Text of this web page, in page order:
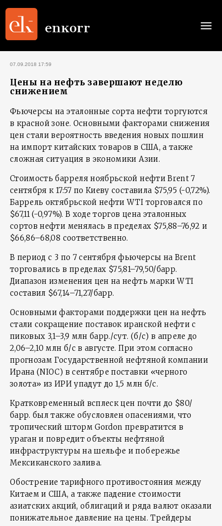
07.09.2018 17:59
Цены на нефть завершают неделю
снижением
Фьючерсы на эталонные сорта нефти торгуются
в красной зоне. Основными факторами снижения
цен стали вероятность введения новых пошлин
на импорт китайских товаров в США, а также
сложная ситуация в экономики Азии.
Стоимость барреля ноябрьской нефти Brent 7
сентября к 17:57 по Киеву составила $75,95 (-0,72%).
Баррель октябрьской нефти WTI торговался по
$67,11 (-0,97%). В ходе торгов цена эталонных
сортов нефти менялась в пределах $75,88–76,92 и
$66,86–68,08 соответственно.
В период с 3 по 7 сентября фьючерсы на Brent
торговались в пределах $75,81–79,50/барр.
Диапазон изменения цен на нефть марки WTI
составил $67,14–71,27/барр.
Основными факторами поддержки цен на нефть
стали сокращение поставок иранской нефти с
пиковых 3,1–3,9 млн барр./сут. (б/с) в апреле до
2,06–2,10 млн б/с в августе. При этом согласно
прогнозам Государственной нефтяной компании
Ирана (NIOC) в сентябре поставки «черного
золота» из ИРИ упадут до 1,5 млн б/с.
Кратковременный всплеск цен почти до $80/
барр. был также обусловлен опасениями, что
тропический шторм Gordon превратится в
ураган и повредит объекты нефтяной
инфраструктуры на шельфе и побережье
Мексиканского залива.
Обострение тарифного противостояния между
Китаем и США, а также падение стоимости
азиатских акций, облигаций и ряда валют оказали
понижательное давление на цены. Трейдеры